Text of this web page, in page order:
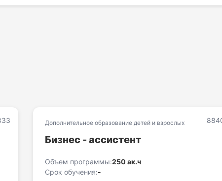
Дополнительное образование детей и взрослых
Бизнес - ассистент
Объем программы:250 ак.ч
Срок обучения:-